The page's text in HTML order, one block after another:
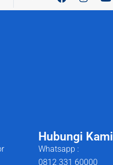
Hubungi Kami
Whatsapp :
0812 331 60000